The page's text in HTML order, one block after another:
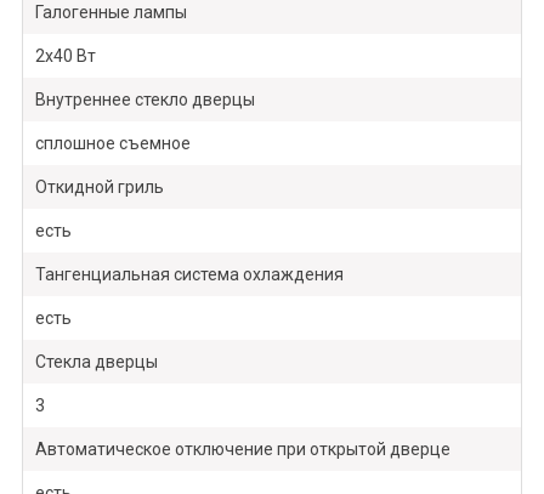
Галогенные лампы
2х40 Вт
Внутреннее стекло дверцы
сплошное съемное
Откидной гриль
есть
Тангенциальная система охлаждения
есть
Стекла дверцы
3
Автоматическое отключение при открытой дверце